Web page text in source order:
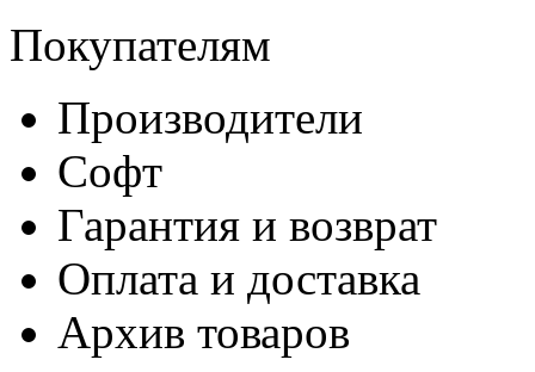
Покупателям
Производители
Софт
Гарантия и возврат
Оплата и доставка
Архив товаров